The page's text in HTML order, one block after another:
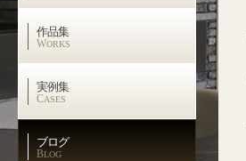
作品集
WORKS
実例集
CASES
ブログ
BLOG